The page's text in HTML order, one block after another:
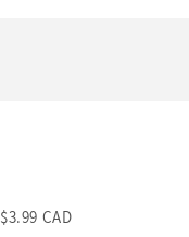
$3.99 CAD